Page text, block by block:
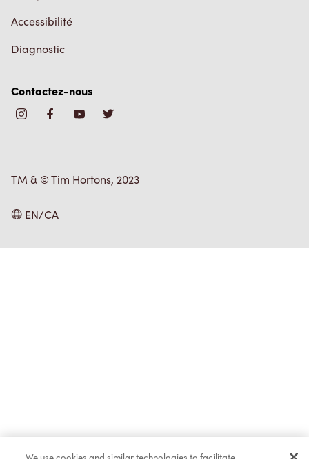
Accessibilité
Diagnostic
Contactez-nous
TM & © Tim Hortons, 2023
EN/CA